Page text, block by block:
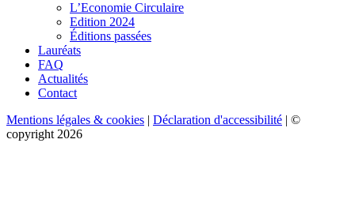
L’Economie Circulaire
Edition 2024
Éditions passées
Lauréats
FAQ
Actualités
Contact
Mentions légales & cookies | Déclaration d'accessibilité | ©
copyright 2026